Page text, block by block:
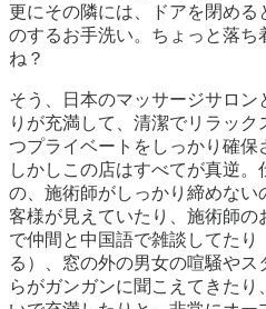
更にその隣には、ドアを閉め
のするお手洗い。ちょっと落ち
ね？
そう、日本のマッサージサロ
りが充満して、清潔でリラッ
つプライベートをしっかり確保
しかしこの店はすべてが真逆
の、施術師がしっかり締めな
客様が見えていたり、施術師の
で仲間と中国語で雑談してた
る）、窓の外の男女の喧騒や
らがガンガンに聞こえてきた